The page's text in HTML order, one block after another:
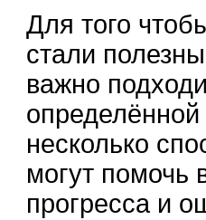
Для того
стали
важно
несколько
могут помочь
прогресса и